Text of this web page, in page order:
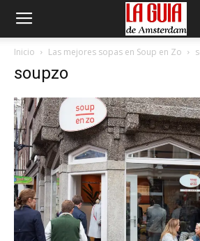
Inicio Las mejores sopas en Soup en Zo
soupzo